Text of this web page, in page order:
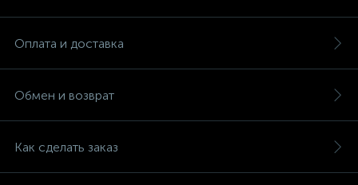
Оплата и доставка
Обмен и возврат
Как сделать заказ